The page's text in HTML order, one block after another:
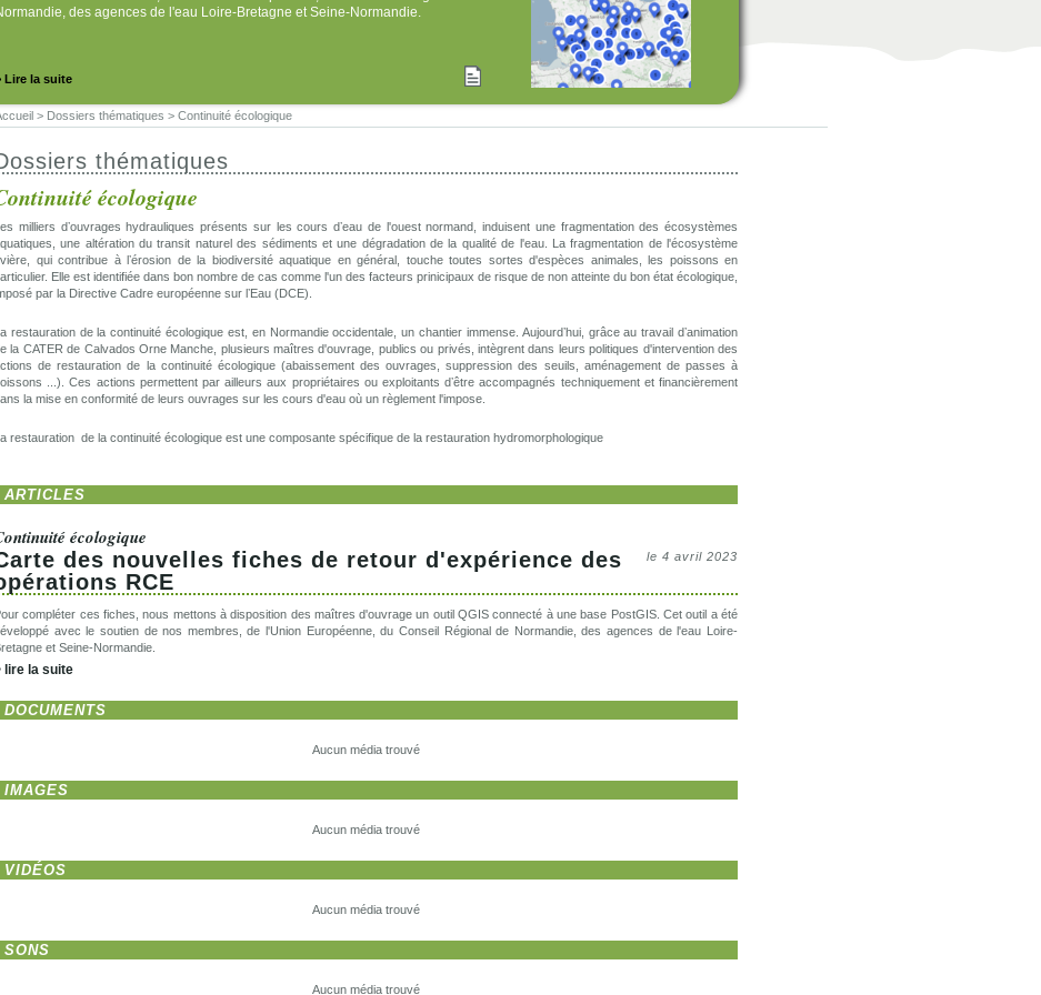
des agences de l'eau Loire-Bretagne et Seine-Normandie.
Lire la suite
> Dossiers thématiques > Continuité écologique
thématiques
écologique
milliers dʼouvrages hydrauliques présents sur les cours dʼeau de l'ouest normand, induisent une fragmentation des écosystèmes
une altération du transit naturel des sédiments et une dégradation de la qualité de l'eau. La fragmentation de l'écosystème
qui contribue à lʼérosion de la biodiversité aquatique en général, touche toutes sortes d'espèces animales, les poissons en
Elle est identifiée dans bon nombre de cas comme l'un des facteurs prinicipaux de risque de non atteinte du bon état écologique,
par la Directive Cadre européenne sur lʼEau (DCE).
restauration de la continuité écologique est, en Normandie occidentale, un chantier immense. Aujourdʼhui, grâce au travail dʼanimation
la CATER de Calvados Orne Manche, plusieurs maîtres d'ouvrage, publics ou privés, intègrent dans leurs politiques d'intervention des
de restauration de la continuité écologique (abaissement des ouvrages, suppression des seuils, aménagement de passes à
...). Ces actions permettent par ailleurs aux propriétaires ou exploitants dʼêtre accompagnés techniquement et financièrement
la mise en conformité de leurs ouvrages sur les cours d'eau où un règlement l'impose.
restauration de la continuité écologique est une composante spécifique de la restauration hydromorphologique
ARTICLES
écologique
le 4 avril 2023
des nouvelles fiches de retour d'expérience des
RCE
compléter ces fiches, nous mettons à disposition des maîtres d'ouvrage un outil QGIS connecté à une base PostGIS. Cet outil a été
avec le soutien de nos membres, de l'Union Européenne, du Conseil Régional de Normandie, des agences de l'eau Loire-
et Seine-Normandie.
lire la suite
DOCUMENTS
Aucun média trouvé
IMAGES
Aucun média trouvé
VIDÉOS
Aucun média trouvé
SONS
Aucun média trouvé